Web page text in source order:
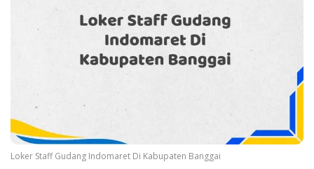
Loker Staff Gudang Indomaret Di Kabupaten Banggai